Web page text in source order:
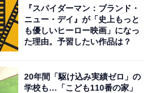
『スパイダーマン：ブランド・
ニュー・デイ』が「史上もっと
も優しいヒーロー映画」になっ
た理由。予習したい作品は？
20年間「駆け込み実績ゼロ」の
学校も…「こども110番の家」